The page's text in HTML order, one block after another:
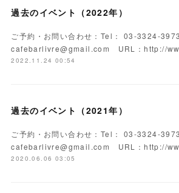
過去のイベント（2022年）
ご予約・お問い合わせ：Tel： 03-3324-
cafebarlivre@gmail.com URL：http://
2022.11.24 00:54
過去のイベント（2021年）
ご予約・お問い合わせ：Tel： 03-3324-
cafebarlivre@gmail.com URL：http://
2020.06.06 03:05